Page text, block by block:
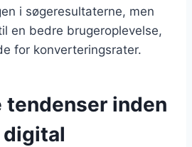
i søgeresultaterne, men
en bedre brugeroplevelse,
for konverteringsrater.
tendenser inden
digital